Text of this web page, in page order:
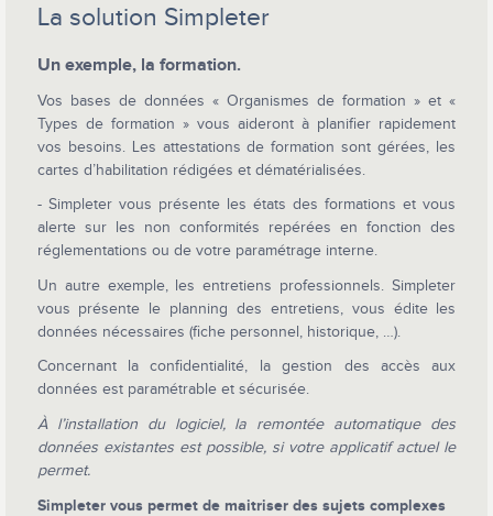
La solution Simpleter
Un exemple, la formation.
Vos bases de données « Organismes de formation » et «
Types de formation » vous aideront à planifier rapidement
vos besoins. Les attestations de formation sont gérées, les
cartes d’habilitation rédigées et dématérialisées.
- Simpleter vous présente les états des formations et vous
alerte sur les non conformités repérées en fonction des
réglementations ou de votre paramétrage interne.
Un autre exemple, les entretiens professionnels. Simpleter
vous présente le planning des entretiens, vous édite les
données nécessaires (fiche personnel, historique, …).
Concernant la confidentialité, la gestion des accès aux
données est paramétrable et sécurisée.
À l’installation du logiciel, la remontée automatique des
données existantes est possible, si votre applicatif actuel le
permet.
Simpleter vous permet de maitriser des sujets complexes